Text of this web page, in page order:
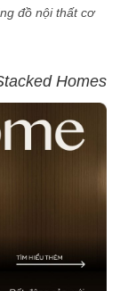
đồ nội thất cơ
Homes